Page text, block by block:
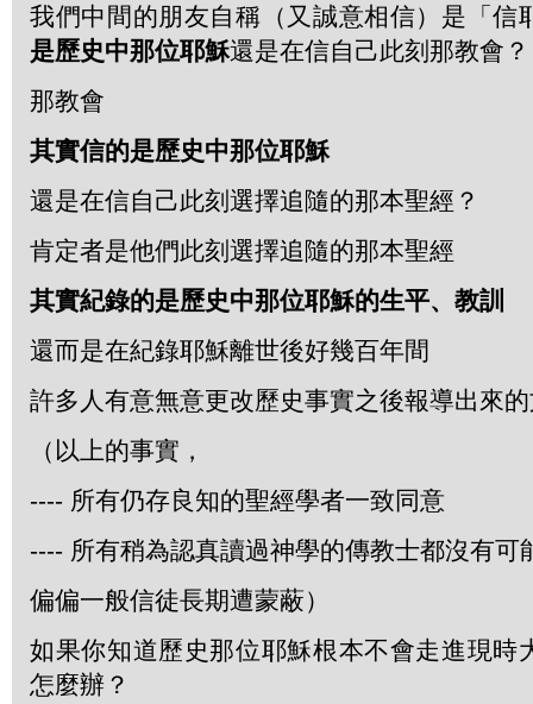
我們中間的朋友自稱（又誠意相信）是「信
是歷史中那位耶穌還是在信自己此刻那教會？
那教會
其實信的是歷史中那位耶穌
還是在信自己此刻選擇追隨的那本聖經？
肯定者是他們此刻選擇追隨的那本聖經
其實紀錄的是歷史中那位耶穌的生平、教訓
還而是在紀錄耶穌離世後好幾百年間
許多人有意無意更改歷史事實之後報導出來
（以上的事實，
---- 所有仍存良知的聖經學者一致同意
---- 所有稍為認真讀過神學的傳教士都沒有可
偏偏一般信徒長期遭蒙蔽）
如果你知道歷史那位耶穌根本不會走進現時
怎麼辦？